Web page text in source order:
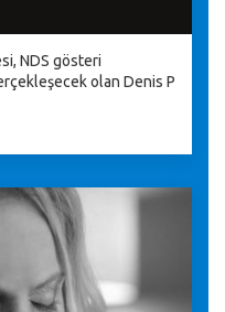
NDS gösteri
olan Denis P